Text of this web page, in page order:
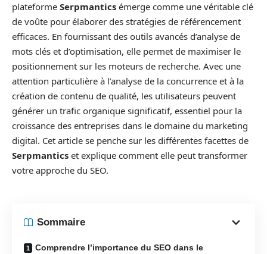
plateforme Serpmantics émerge comme une véritable clé
de voûte pour élaborer des stratégies de référencement
efficaces. En fournissant des outils avancés d’analyse de
mots clés et d’optimisation, elle permet de maximiser le
positionnement sur les moteurs de recherche. Avec une
attention particulière à l’analyse de la concurrence et à la
création de contenu de qualité, les utilisateurs peuvent
générer un trafic organique significatif, essentiel pour la
croissance des entreprises dans le domaine du marketing
digital. Cet article se penche sur les différentes facettes de
Serpmantics et explique comment elle peut transformer
votre approche du SEO.
Sommaire
Comprendre l’importance du SEO dans le